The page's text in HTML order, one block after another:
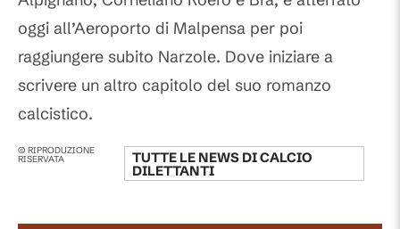
oggi all’Aeroporto di Malpensa per poi
raggiungere subito Narzole. Dove iniziare a
scrivere un altro capitolo del suo romanzo
calcistico.
© RIPRODUZIONE
RISERVATA TUTTE LE NEWS DICALCIO
DILETTANTI